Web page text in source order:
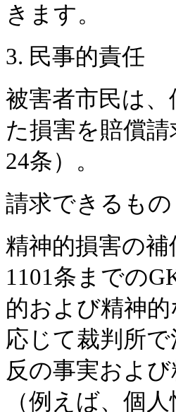
きます。
3. 民事的責任
被害者市民は
た損害を賠償
24条）。
請求できるもの
精神的損害の補
1101条までの
的および精神
応じて裁判所
反の事実およ
（例えば、個